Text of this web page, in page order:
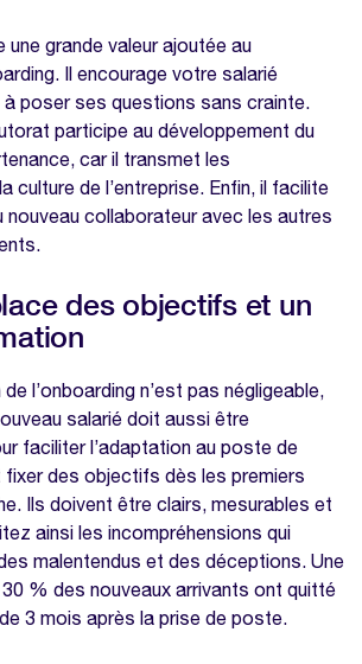
grande valeur ajoutée au
Il encourage votre salarié
à poser ses questions sans crainte.
participe au développement du
car il transmet les
culture de l’entreprise. Enfin, il facilite
nouveau collaborateur avec les autres
des objectifs et un
l’onboarding n’est pas négligeable,
salarié doit aussi être
faciliter l’adaptation au poste de
fixer des objectifs dès les premiers
Ils doivent être clairs, mesurables et
ainsi les incompréhensions qui
malentendus et des déceptions. Une
% des nouveaux arrivants ont quitté
3 mois après la prise de poste.